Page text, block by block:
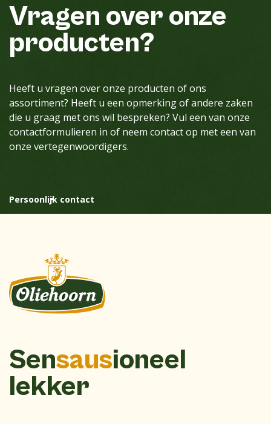
Vragen over onze
producten?
Heeft u vragen over onze producten of ons
assortiment? Heeft u een opmerking of andere zaken
die u graag met ons wil bespreken? Vul een van onze
contactformulieren in of neem contact op met een van
onze vertegenwoordigers.
Persoonlijk contact
Sensausioneel
lekker